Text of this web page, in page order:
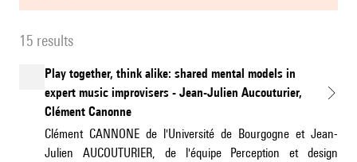
15 results
Play together, think alike: shared mental models in
expert music improvisers - Jean-Julien Aucouturier,
Clément Canonne
Clément CANNONE de l'Université de Bourgogne et Jean-
Julien AUCOUTURIER, de l'équipe Perception et design